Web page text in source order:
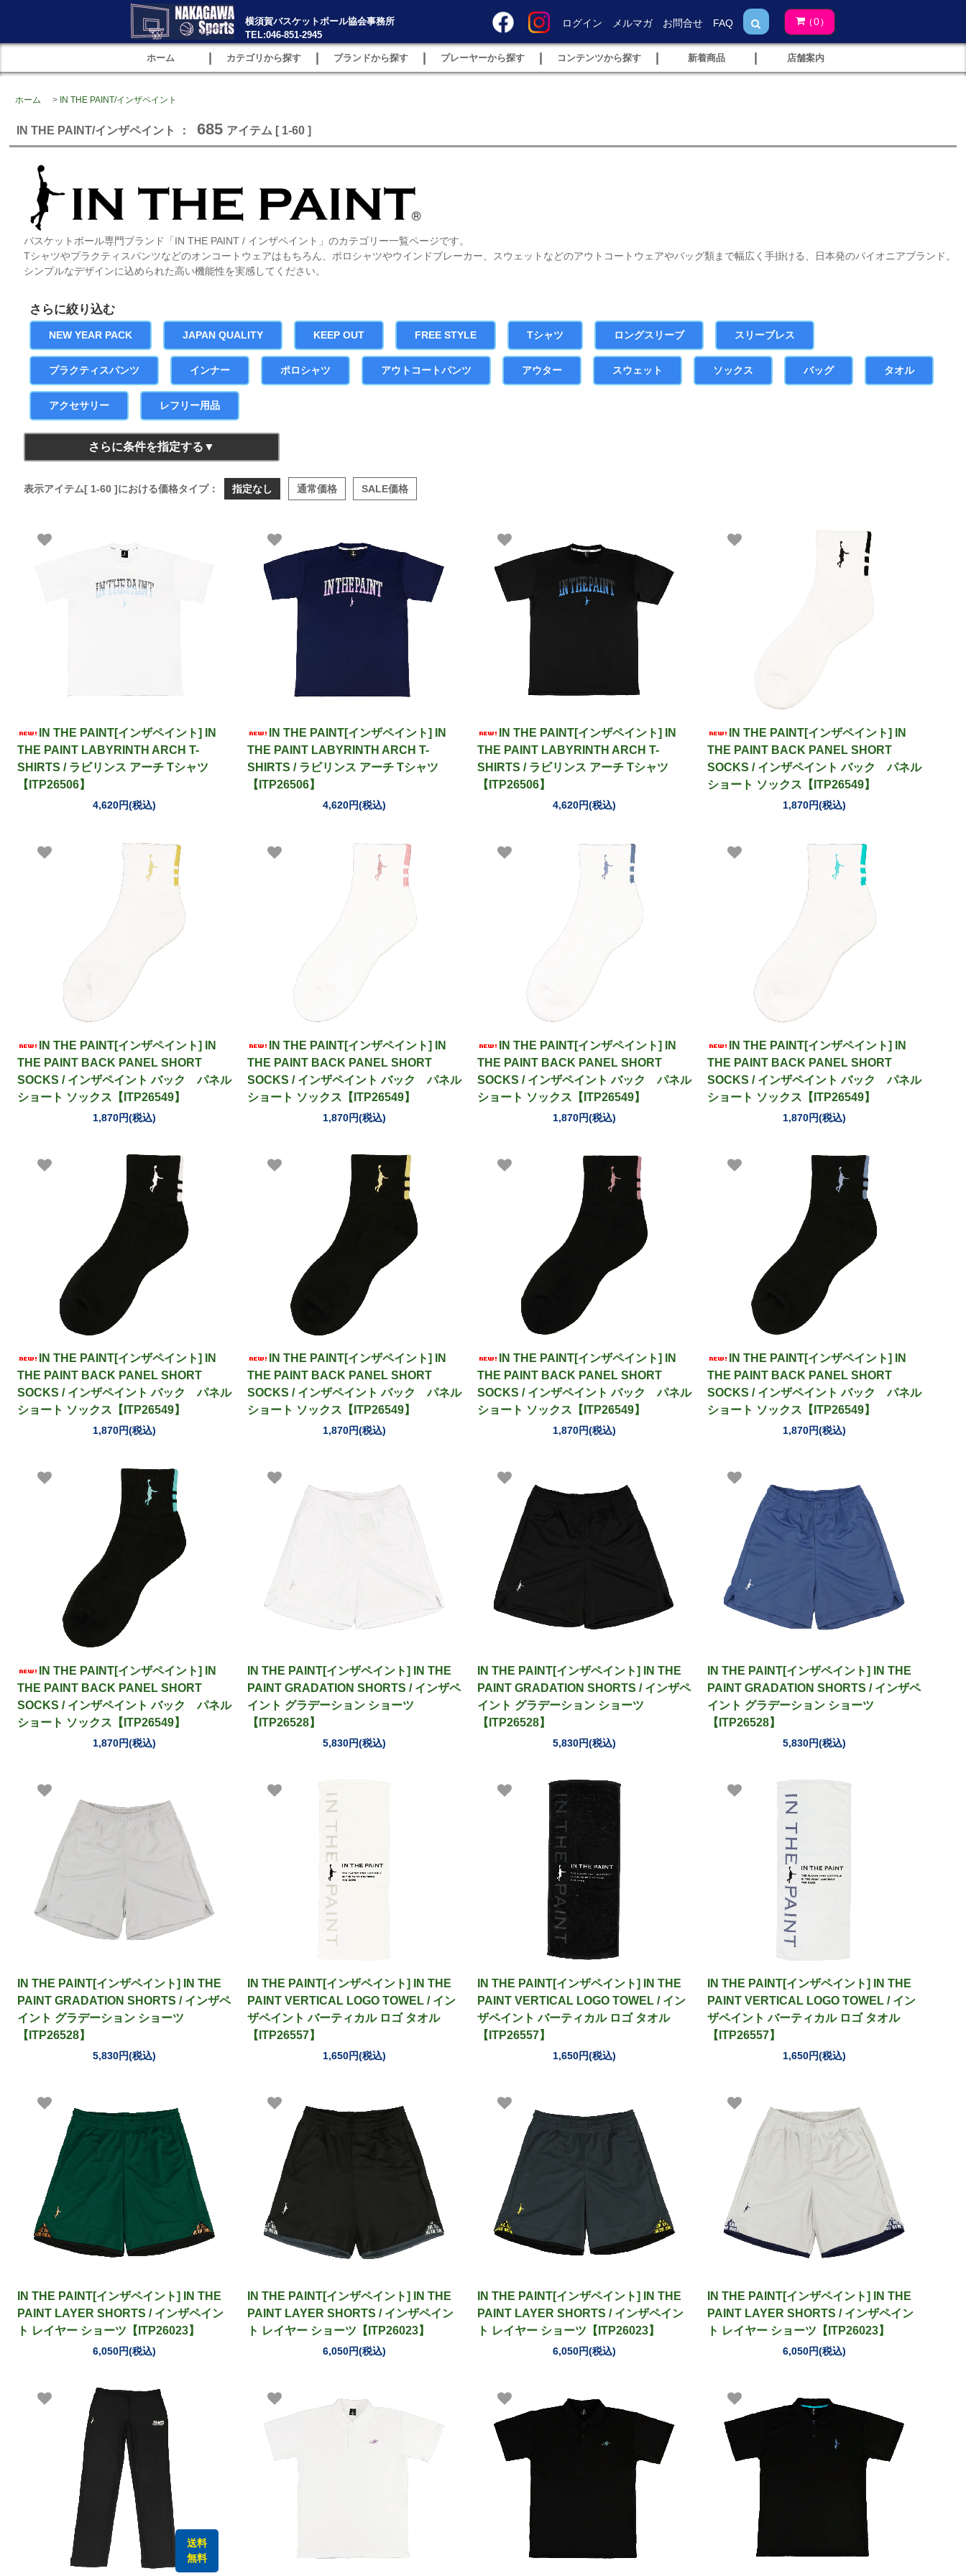
横須賀バスケットボール協会事務所
TEL:046-851-2945
ログイン メルマガ お問合せ FAQ (0)
ホーム カテゴリから探す ブランドから探す プレーヤーから探す コンテンツから探す 新着商品 店舗案内
ホーム > IN THE PAINT/インザペイント
IN THE PAINT/インザペイント ： 685 アイテム [ 1-60 ]
バスケットボール専門ブランド「IN THE PAINT / インザペイント」のカテゴリー一覧ページです。
Tシャツやプラクティスパンツなどのオンコートウェアはもちろん、ポロシャツやウインドブレーカー、スウェットなどのアウトコートウェアやバッグ類まで幅広く手掛ける、日本発のパイオニアブランド。
シンプルなデザインに込められた高い機能性を実感してください。
さらに絞り込む
NEW YEAR PACK JAPAN QUALITY KEEP OUT FREE STYLE Tシャツ ロングスリーブ スリーブレス
プラクティスパンツ インナー ポロシャツ アウトコートパンツ アウター スウェット ソックス バッグ タオル
アクセサリー レフリー用品
さらに条件を指定する
表示アイテム[ 1-60 ]における価格タイプ： 指定なし 通常価格 SALE価格
IN THE PAINT[インザペイント] IN
THE PAINT LABYRINTH ARCH T-
SHIRTS / ラビリンス アーチ Tシャツ
【ITP26506】
4,620円(税込)
IN THE PAINT[インザペイント] IN
THE PAINT LABYRINTH ARCH T-
SHIRTS / ラビリンス アーチ Tシャツ
【ITP26506】
4,620円(税込)
IN THE PAINT[インザペイント] IN
THE PAINT LABYRINTH ARCH T-
SHIRTS / ラビリンス アーチ Tシャツ
【ITP26506】
4,620円(税込)
IN THE PAINT[インザペイント] IN
THE PAINT BACK PANEL SHORT
SOCKS / インザペイント バック パネル
ショート ソックス【ITP26549】
1,870円(税込)
IN THE PAINT[インザペイント] IN
THE PAINT BACK PANEL SHORT
SOCKS / インザペイント バック パネル
ショート ソックス【ITP26549】
1,870円(税込)
IN THE PAINT[インザペイント] IN
THE PAINT BACK PANEL SHORT
SOCKS / インザペイント バック パネル
ショート ソックス【ITP26549】
1,870円(税込)
IN THE PAINT[インザペイント] IN
THE PAINT BACK PANEL SHORT
SOCKS / インザペイント バック パネル
ショート ソックス【ITP26549】
1,870円(税込)
IN THE PAINT[インザペイント] IN
THE PAINT BACK PANEL SHORT
SOCKS / インザペイント バック パネル
ショート ソックス【ITP26549】
1,870円(税込)
IN THE PAINT[インザペイント] IN
THE PAINT BACK PANEL SHORT
SOCKS / インザペイント バック パネル
ショート ソックス【ITP26549】
1,870円(税込)
IN THE PAINT[インザペイント] IN
THE PAINT BACK PANEL SHORT
SOCKS / インザペイント バック パネル
ショート ソックス【ITP26549】
1,870円(税込)
IN THE PAINT[インザペイント] IN
THE PAINT BACK PANEL SHORT
SOCKS / インザペイント バック パネル
ショート ソックス【ITP26549】
1,870円(税込)
IN THE PAINT[インザペイント] IN
THE PAINT BACK PANEL SHORT
SOCKS / インザペイント バック パネル
ショート ソックス【ITP26549】
1,870円(税込)
IN THE PAINT[インザペイント] IN
THE PAINT BACK PANEL SHORT
SOCKS / インザペイント バック パネル
ショート ソックス【ITP26549】
1,870円(税込)
IN THE PAINT[インザペイント] IN THE
PAINT GRADATION SHORTS / インザペ
イント グラデーション ショーツ
【ITP26528】
5,830円(税込)
IN THE PAINT[インザペイント] IN THE
PAINT GRADATION SHORTS / インザペ
イント グラデーション ショーツ
【ITP26528】
5,830円(税込)
IN THE PAINT[インザペイント] IN THE
PAINT GRADATION SHORTS / インザペ
イント グラデーション ショーツ
【ITP26528】
5,830円(税込)
IN THE PAINT[インザペイント] IN THE
PAINT GRADATION SHORTS / インザペ
イント グラデーション ショーツ
【ITP26528】
5,830円(税込)
IN THE PAINT[インザペイント] IN THE
PAINT VERTICAL LOGO TOWEL / イン
ザペイント バーティカル ロゴ タオル
【ITP26557】
1,650円(税込)
IN THE PAINT[インザペイント] IN THE
PAINT VERTICAL LOGO TOWEL / イン
ザペイント バーティカル ロゴ タオル
【ITP26557】
1,650円(税込)
IN THE PAINT[インザペイント] IN THE
PAINT VERTICAL LOGO TOWEL / イン
ザペイント バーティカル ロゴ タオル
【ITP26557】
1,650円(税込)
IN THE PAINT[インザペイント] IN THE
PAINT LAYER SHORTS / インザペイン
ト レイヤー ショーツ【ITP26023】
6,050円(税込)
IN THE PAINT[インザペイント] IN THE
PAINT LAYER SHORTS / インザペイン
ト レイヤー ショーツ【ITP26023】
6,050円(税込)
IN THE PAINT[インザペイント] IN THE
PAINT LAYER SHORTS / インザペイン
ト レイヤー ショーツ【ITP26023】
6,050円(税込)
IN THE PAINT[インザペイント] IN THE
PAINT LAYER SHORTS / インザペイン
ト レイヤー ショーツ【ITP26023】
6,050円(税込)
送料
無料